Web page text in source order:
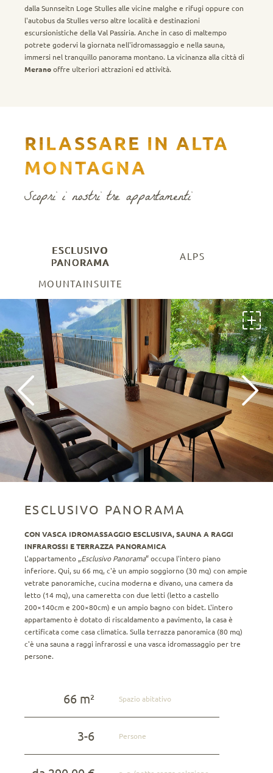
dalla Sunnseitn Loge Stulles alle vicine malghe e rifugi oppure con
l'autobus da Stulles verso altre località e destinazioni
escursionistiche della Val Passiria. Anche in caso di maltempo
potrete godervi la giornata nell'idromassaggio e nella sauna,
immersi nel tranquillo panorama montano. La vicinanza alla città di
Meranooffre ulteriori attrazioni ed attività.
RILASSARE IN ALTA
MONTAGNA
Scopri i nostri tre appartamenti
ESCLUSIVO
PANORAMA
ALPS
MOUNTAINSUITE
ESCLUSIVO PANORAMA
CON VASCA IDROMASSAGGIO ESCLUSIVA, SAUNA A RAGGI
INFRAROSSI E TERRAZZA PANORAMICA
L'appartamento „Esclusivo Panorama“ occupa l'intero piano
inferiore. Qui, su 66 mq, c'è un ampio soggiorno (30 mq) con ampie
vetrate panoramiche, cucina moderna e divano, una camera da
letto (14 mq), una cameretta con due letti (letto a castello
200×140cm e 200×80cm) e un ampio bagno con bidet. L'intero
appartamento è dotato di riscaldamento a pavimento, la casa è
certificata come casa climatica. Sulla terrazza panoramica (80 mq)
c'è una sauna a raggi infrarossi e una vasca idromassaggio per tre
persone.
66 m² Spazio abitativo
3-6 Persone